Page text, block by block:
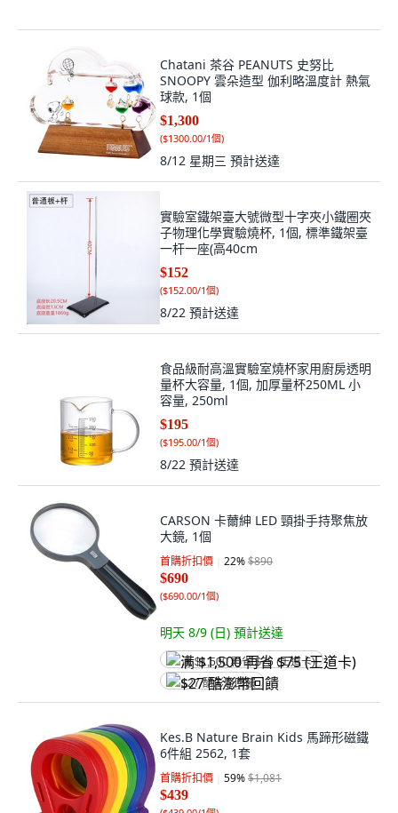
Chatani 茶谷 PEANUTS 史努比
SNOOPY 雲朵造型 伽利略溫度計 熱氣
球款, 1個
$1,300
($1300.00/1個)
8/12 星期三 預計送達
實驗室鐵架臺大號微型十字夾小鐵圈夾
子物理化學實驗燒杯, 1個, 標準鐵架臺
一杆一座(高40cm
$152
($152.00/1個)
8/22 預計送達
食品級耐高溫實驗室燒杯家用廚房透明
量杯大容量, 1個, 加厚量杯250ML 小
容量, 250ml
$195
($195.00/1個)
8/22 預計送達
CARSON 卡薾紳 LED 頸掛手持聚焦放
大鏡, 1個
首購折扣價 22%$890
$690
($690.00/1個)
明天 8/9 (日) 預計送達
满 $1,500 再省 $75 (王道卡)
$27 酷澎幣回饋
Kes.B Nature Brain Kids 馬蹄形磁鐵
6件組 2562, 1套
首購折扣價 59%$1,081
$439